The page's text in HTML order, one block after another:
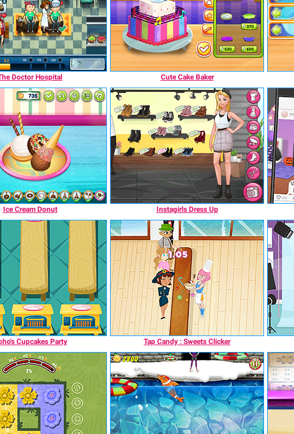
Doctor Hospital Cute Cake Baker
Ice Cream Donut Instagirls Dress Up
Cupcakes Party Tap Candy : Sweets Clicker